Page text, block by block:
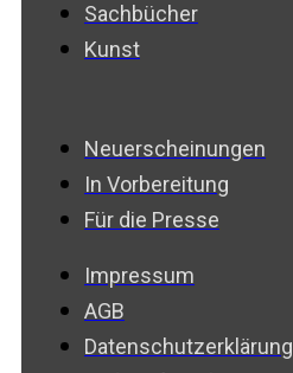
Sachbücher
Kunst
Neuerscheinungen
In Vorbereitung
Für die Presse
Impressum
AGB
Datenschutzerklärung